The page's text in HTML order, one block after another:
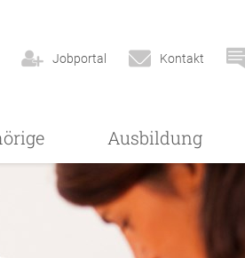
Jobportal Kontakt
Ausbildung